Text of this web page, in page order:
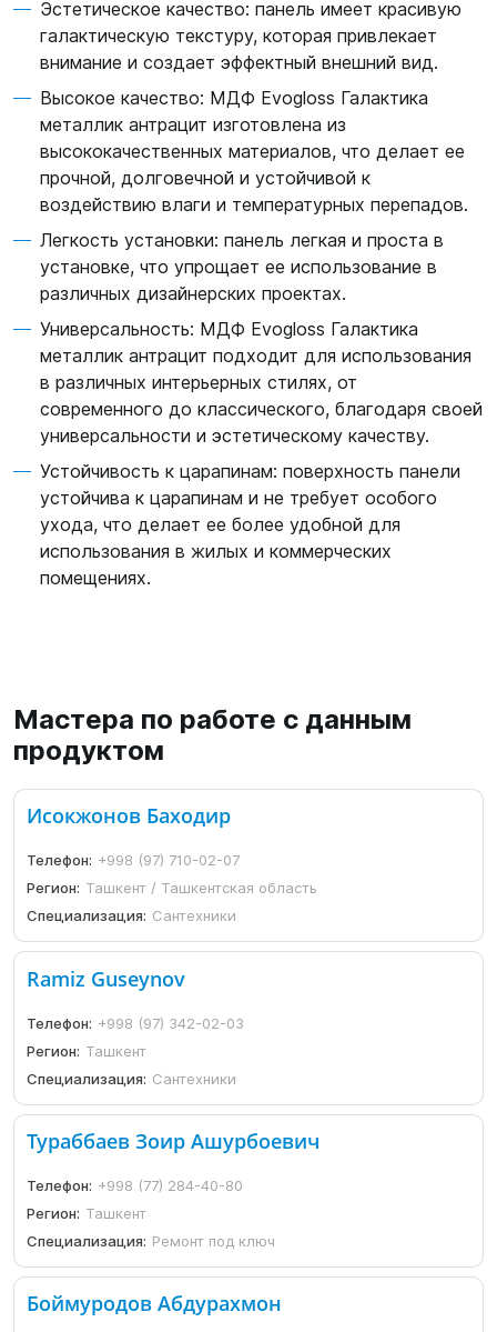
Эстетическое качество: панель имеет красивую
галактическую текстуру, которая привлекает
внимание и создает эффектный внешний вид.
Высокое качество: МДФ Evogloss Галактика
металлик антрацит изготовлена из
высококачественных материалов, что делает ее
прочной, долговечной и устойчивой к
воздействию влаги и температурных перепадов.
Легкость установки: панель легкая и проста в
установке, что упрощает ее использование в
различных дизайнерских проектах.
Универсальность: МДФ Evogloss Галактика
металлик антрацит подходит для использования
в различных интерьерных стилях, от
современного до классического, благодаря своей
универсальности и эстетическому качеству.
Устойчивость к царапинам: поверхность панели
устойчива к царапинам и не требует особого
ухода, что делает ее более удобной для
использования в жилых и коммерческих
помещениях.
Мастера по работе с данным
продуктом
Исокжонов Баходир
Телефон: +998 (97) 710-02-07
Регион: Ташкент / Ташкентская область
Специализация: Сантехники
Ramiz Guseynov
Телефон: +998 (97) 342-02-03
Регион: Ташкент
Специализация: Сантехники
Тураббаев Зоир Ашурбоевич
Телефон: +998 (77) 284-40-80
Регион: Ташкент
Специализация: Ремонт под ключ
Боймуродов Абдурахмон